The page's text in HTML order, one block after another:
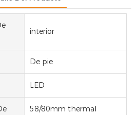
interior
De pie
LED
58/80mm thermal